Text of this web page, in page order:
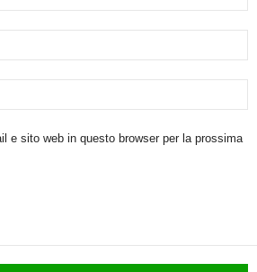
e sito web in questo browser per la prossima